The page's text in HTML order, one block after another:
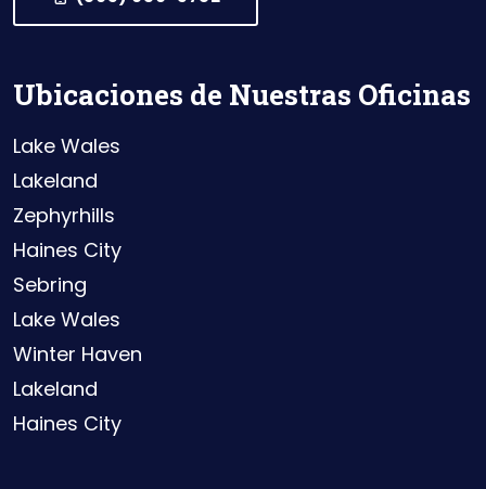
Ubicaciones de Nuestras Oficinas
Lake Wales
Lakeland
Zephyrhills
Haines City
Sebring
Lake Wales
Winter Haven
Lakeland
Haines City